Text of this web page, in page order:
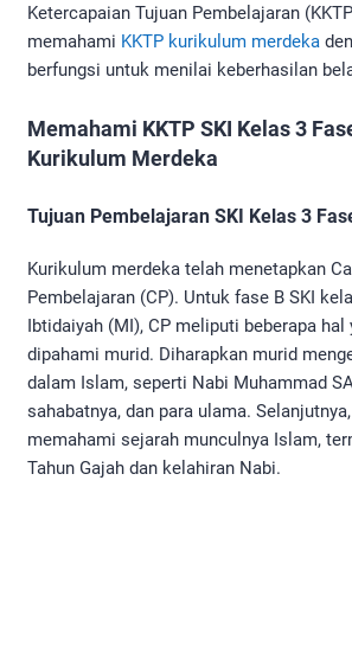
Ketercapaian Tujuan Pembelajaran
memahami KKTP kurikulum merdeka
berfungsi untuk menilai keberhasilan
Memahami KKTP SKI Kelas 3
Kurikulum Merdeka
Tujuan Pembelajaran SKI Kelas 3
Kurikulum merdeka telah menetapkan
Pembelajaran (CP). Untuk fase B SKI
Ibtidaiyah (MI), CP meliputi beberapa hal
dipahami murid. Diharapkan murid
dalam Islam, seperti Nabi Muhammad
sahabatnya, dan para ulama.
memahami sejarah munculnya Islam,
Tahun Gajah dan kelahiran Nabi.